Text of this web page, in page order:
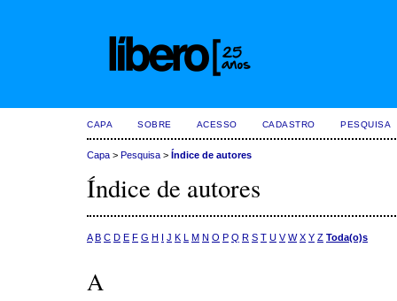
CAPA SOBRE ACESSO CADASTRO PESQUISA
Capa > Pesquisa > Índice de autores
Índice de autores
A B C D E F G H I J K L M N O P Q R S T U V W X Y Z Toda(o)s
A